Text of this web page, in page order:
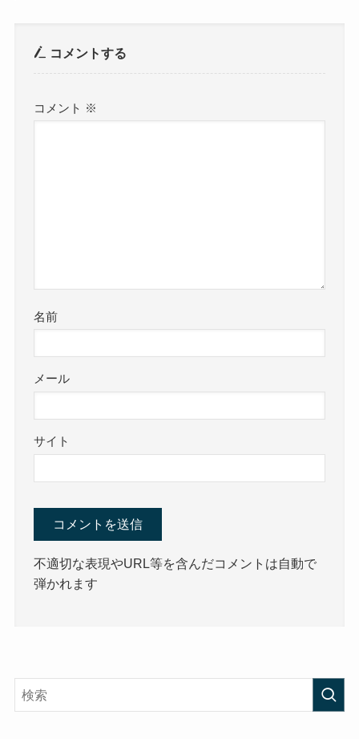
コメントする
コメント ※
名前
メール
サイト
不適切な表現やURL等を含んだコメントは自動で
弾かれます